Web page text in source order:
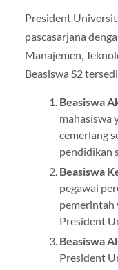
President
pascasarjana
Manajemen,
Beasiswa S2
Beasiswa
mahasiswa
cemerlang
pendidikan
Beasiswa
pegawai
pemerintah
President
Beasiswa
President